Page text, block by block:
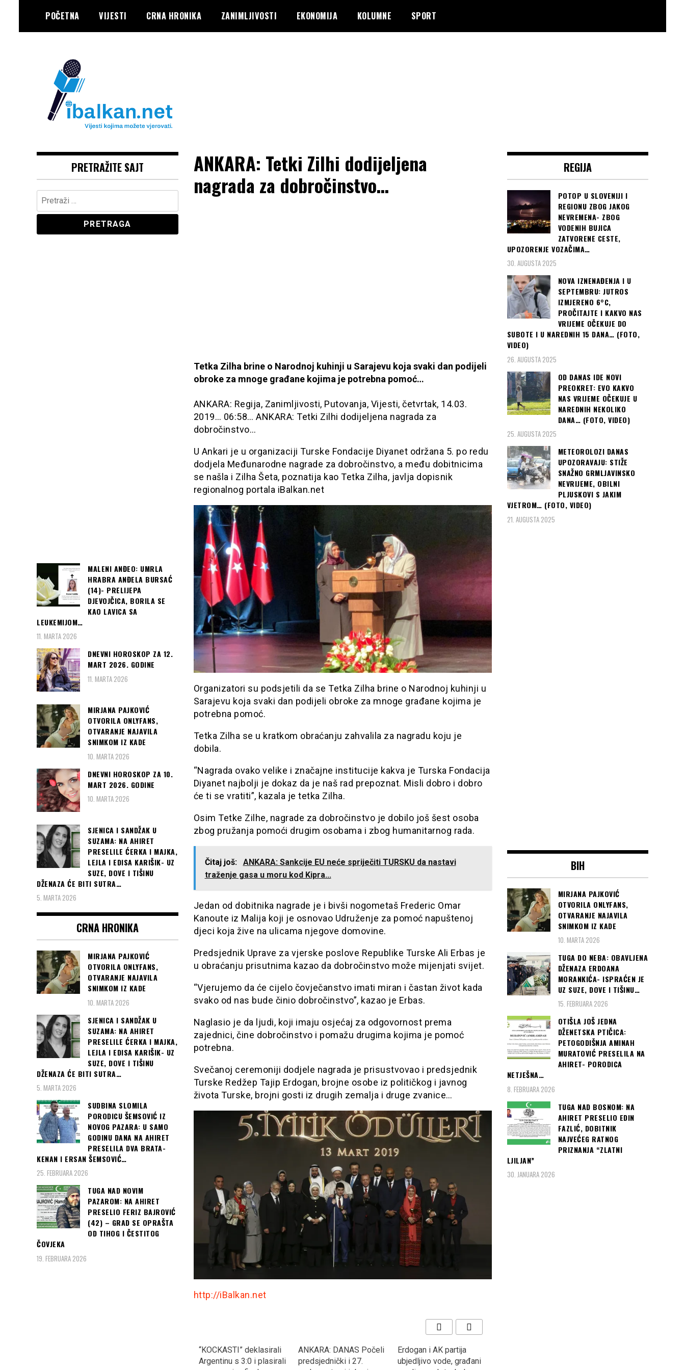
content
POČETNA VIJESTI CRNA HRONIKA ZANIMLJIVOSTI EKONOMIJA KOLUMNE SPORT
IBALKAN
ANKARA: Tetki Zilhi dodijeljena
nagrada za dobročinstvo…
Tetka Zilha brine o Narodnoj kuhinji u Sarajevu koja svaki dan podijeli
obroke za mnoge građane kojima je potrebna pomoć…
ANKARA: Regija, Zanimljivosti, Putovanja, Vijesti, četvrtak, 14.03.
2019… 06:58… ANKARA: Tetki Zilhi dodijeljena nagrada za
dobročinstvo…
U Ankari je u organizaciji Turske Fondacije Diyanet održana 5. po redu
dodjela Međunarodne nagrade za dobročinstvo, a među dobitnicima
se našla i Zilha Šeta, poznatija kao Tetka Zilha, javlja dopisnik
regionalnog portala iBalkan.net
Organizatori su podsjetili da se Tetka Zilha brine o Narodnoj kuhinji u
Sarajevu koja svaki dan podijeli obroke za mnoge građane kojima je
potrebna pomoć.
Tetka Zilha se u kratkom obraćanju zahvalila za nagradu koju je
dobila.
“Nagrada ovako velike i značajne institucije kakva je Turska Fondacija
Diyanet najbolji je dokaz da je naš rad prepoznat. Misli dobro i dobro
će ti se vratiti”, kazala je tetka Zilha.
Osim Tetke Zilhe, nagrade za dobročinstvo je dobilo još šest osoba
zbog pružanja pomoći drugim osobama i zbog humanitarnog rada.
Čitaj još:
ANKARA: Sankcije EU neće spriječiti TURSKU da nastavi
traženje gasa u moru kod Kipra...
Jedan od dobitnika nagrade je i bivši nogometaš Frederic Omar
Kanoute iz Malija koji je osnovao Udruženje za pomoć napuštenoj
djeci koja žive na ulicama njegove domovine.
Predsjednik Uprave za vjerske poslove Republike Turske Ali Erbas je
u obraćanju prisutnima kazao da dobročinstvo može mijenjati svijet.
“Vjerujemo da će cijelo čovječanstvo imati miran i častan život kada
svako od nas bude činio dobročinstvo”, kazao je Erbas.
Naglasio je da ljudi, koji imaju osjećaj za odgovornost prema
zajednici, čine dobročinstvo i pomažu drugima kojima je pomoć
potrebna.
Svečanoj ceremoniji dodjele nagrada je prisustvovao i predsjednik
Turske Redžep Tajip Erdogan, brojne osobe iz političkog i javnog
života Turske, brojni gosti iz drugih zemalja i druge zvanice…
http://iBalkan.net
“KOCKASTI” deklasirali
Argentinu s 3:0 i plasirali
ANKARA: DANAS Počeli
predsjednički i 27.
Erdogan i AK partija
ubjedljivo vode, građani
PRETRAŽITE SAJT
Pretraga:
MALENI ANĐEO: UMRLA
HRABRA ANĐELA BURSAĆ
(14)- PRELIJEPA
DJEVOJČICA, BORILA SE
KAO LAVICA SA
LEUKEMIJOM…
11. MARTA 2026
DNEVNI HOROSKOP ZA 12.
MART 2026. GODINE
11. MARTA 2026
MIRJANA PAJKOVIĆ
OTVORILA ONLYFANS,
OTVARANJE NAJAVILA
SNIMKOM IZ KADE
10. MARTA 2026
DNEVNI HOROSKOP ZA 10.
MART 2026. GODINE
10. MARTA 2026
SJENICA I SANDŽAK U
SUZAMA: NA AHIRET
PRESELILE ĆERKA I MAJKA,
LEJLA I EDISA KARIŠIK- UZ
SUZE, DOVE I TIŠINU
DŽENAZA ĆE BITI SUTRA…
5. MARTA 2026
CRNA HRONIKA
MIRJANA PAJKOVIĆ
OTVORILA ONLYFANS,
OTVARANJE NAJAVILA
SNIMKOM IZ KADE
10. MARTA 2026
SJENICA I SANDŽAK U
SUZAMA: NA AHIRET
PRESELILE ĆERKA I MAJKA,
LEJLA I EDISA KARIŠIK- UZ
SUZE, DOVE I TIŠINU
DŽENAZA ĆE BITI SUTRA…
5. MARTA 2026
SUDBINA SLOMILA
PORODICU ŠEMSOVIĆ IZ
NOVOG PAZARA: U SAMO
GODINU DANA NA AHIRET
PRESELILA DVA BRATA-
KENAN I ERSAN ŠEMSOVIĆ…
25. FEBRUARA 2026
TUGA NAD NOVIM
PAZAROM: NA AHIRET
PRESELIO FERIZ BAJROVIĆ
(42) – GRAD SE OPRAŠTA
OD TIHOG I ČESTITOG
ČOVJEKA
19. FEBRUARA 2026
REGIJA
POTOP U SLOVENIJI I
REGIONU ZBOG JAKOG
NEVREMENA- ZBOG
VODENIH BUJICA
ZATVORENE CESTE,
UPOZORENJE VOZAČIMA…
30. AUGUSTA 2025
NOVA IZNENAĐENJA I U
SEPTEMBRU: JUTROS
IZMJERENO 6°C,
PROČITAJTE I KAKVO NAS
VRIJEME OČEKUJE DO
SUBOTE I U NAREDNIH 15 DANA… (FOTO,
VIDEO)
26. AUGUSTA 2025
OD DANAS IDE NOVI
PREOKRET: EVO KAKVO
NAS VRIJEME OČEKUJE U
NAREDNIH NEKOLIKO
DANA… (FOTO, VIDEO)
25. AUGUSTA 2025
METEOROLOZI DANAS
UPOZORAVAJU: STIŽE
SNAŽNO GRMLJAVINSKO
NEVRIJEME, OBILNI
PLJUSKOVI S JAKIM
VJETROM… (FOTO, VIDEO)
21. AUGUSTA 2025
BIH
MIRJANA PAJKOVIĆ
OTVORILA ONLYFANS,
OTVARANJE NAJAVILA
SNIMKOM IZ KADE
10. MARTA 2026
TUGA DO NEBA: OBAVLJENA
DŽENAZA ERDOANA
MORANKIĆA- ISPRAĆEN JE
UZ SUZE, DOVE I TIŠINU…
15. FEBRUARA 2026
OTIŠLA JOŠ JEDNA
DŽENETSKA PTIČICA:
PETOGODIŠNJA AMINAH
MURATOVIĆ PRESELILA NA
AHIRET- PORODICA
NETJEŠNA…
8. FEBRUARA 2026
TUGA NAD BOSNOM: NA
AHIRET PRESELIO EDIN
FAZLIĆ, DOBITNIK
NAJVEĆEG RATNOG
PRIZNANJA “ZLATNI
LJILJAN”
30. JANUARA 2026